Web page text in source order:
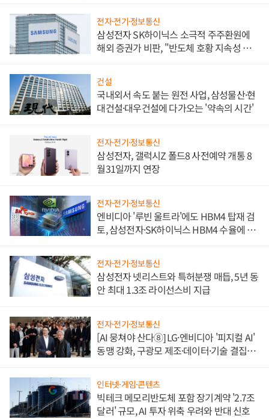
전자·전기·정보통신
삼성전자 SK하이닉스 소극적 주주환원에
해외 증권가 비판, "반도체 호황 지속성 의
건설
국내외서 속도 붙는 원전 사업, 삼성물산·현
대건설·대우건설에 다가오는 '약속의 시간'
전자·전기·정보통신
삼성전자, 갤럭시Z 폴드8 사전예약 개통 8
월31일까지 연장
전자·전기·정보통신
엔비디아 '루빈 울트라'에도 HBM4 탑재 검
토, 삼성전자·SK하이닉스 HBM4 수율에 주
전자·전기·정보통신
삼성전자 넷리스트와 특허분쟁 매듭, 5년 동
안 최대 1.3조 라이선스비 지급
전자·전기·정보통신
[AI 뭉쳐야 산다⑧] LG·엔비디아 '피지컬 AI'
동맹 강화, 구광모 제조·데이터·기술 결집
인터넷·게임·콘텐츠
빅테크 메모리반도체 포함 장기계약 '2.7조
달러' 규모, AI 투자 위축 우려와 반대 신호